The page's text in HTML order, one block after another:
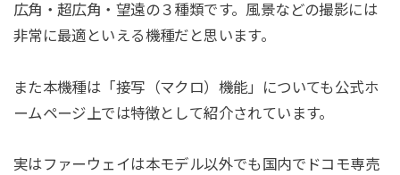
広角・超広角・望遠の３種類です。風景などの撮影には
非常に最適といえる機種だと思います。
また本機種は「接写（マクロ）機能」についても公式ホ
ームページ上では特徴として紹介されています。
実はファーウェイは本モデル以外でも国内でドコモ専売